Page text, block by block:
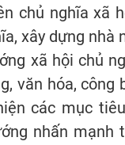
chủ nghĩa xã
xây dựng
xã hội chủ
văn hóa,
các mục
nhấn